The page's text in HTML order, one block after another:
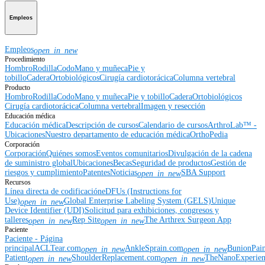
Empleos
Empleosopen_in_new
Procedimiento
HombroRodillaCodoMano y muñecaPie y
tobilloCaderaOrtobiológicosCirugía cardiotorácicaColumna vertebral
Producto
HombroRodillaCodoMano y muñecaPie y tobilloCaderaOrtobiológicos
Cirugía cardiotorácicaColumna vertebralImagen y resección
Educación médica
Educación médicaDescripción de cursosCalendario de cursosArthroLab™ -
UbicacionesNuestro departamento de educación médicaOrthoPedia
Corporación
CorporaciónQuiénes somosEventos comunitariosDivulgación de la cadena
de suministro globalUbicacionesBecasSeguridad de productosGestión de
riesgos y cumplimientoPatentesNoticiasopen_in_newSBA Support
Recursos
Línea directa de codificacióneDFUs (Instructions for
Use)open_in_newGlobal Enterprise Labeling System (GELS)Unique
Device Identifier (UDI)Solicitud para exhibiciones, congresos y
talleresopen_in_newRep Siteopen_in_newThe Arthrex Surgeon App
Paciente
Paciente - Página
principalACLTear.comopen_in_newAnkleSprain.comopen_in_new
Patientopen_in_newShoulderReplacement.comopen_in_new